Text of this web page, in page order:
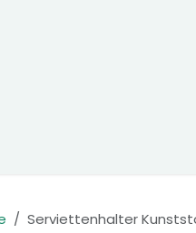
Serviettenhalter